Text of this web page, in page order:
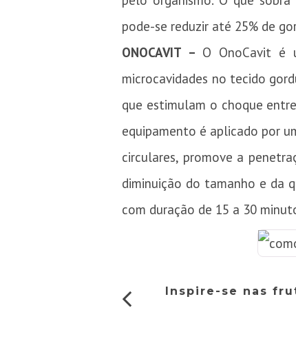
pode-se reduzir até 25% de
ONOCAVIT – O OnoCavit é
microcavidades no tecido
que estimulam o choque
equipamento é aplicado por
circulares, promove a
diminuição do tamanho e da
com duração de 15 a 30
Inspire-se nas